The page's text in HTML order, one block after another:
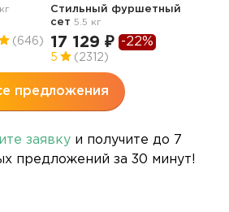
(646)
Стильный фуршетный
сет 5.5 кг
17 129 ₽ -22%
5 (2312)
предложения
заявкуи получите до 7
предложений за 30 минут!